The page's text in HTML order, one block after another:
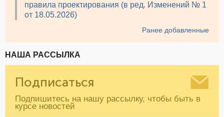
правила проектирования (в ред. Изменений № 1
от 18.05.2026)
Ранее добавленные
НАША РАССЫЛКА
Подписаться
Подпишитесь на нашу рассылку, чтобы быть в
курсе новостей